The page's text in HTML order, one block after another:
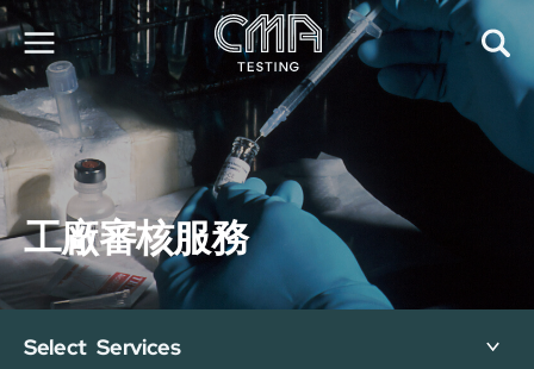
關於我們
我們的服務
最新消息
加入我們
環球支援
聯絡我們
服務申請
工廠審核服務
Select Services